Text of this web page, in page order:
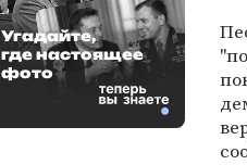
Угадайте,
где настоящее
фото